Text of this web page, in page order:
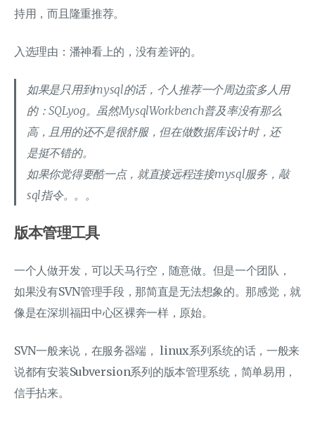
持用，而且隆重推荐。
入选理由：潘神看上的，没有差评的。
如果是只用到mysql的话，个人推荐一个周边蛮多人用
的：SQLyog。虽然MysqlWorkbench普及率没有那么
高，且用的还不是很舒服，但在做数据库设计时，还
是挺不错的。
如果你觉得要酷一点，就直接远程连接mysql服务，敲
sql指令。。。
版本管理工具
一个人做开发，可以天马行空，随意做。但是一个团队，
如果没有SVN管理手段，那简直是无法想象的。那感觉，就
像是在深圳福田中心区裸奔一样，原始。
SVN一般来说，在服务器端， linux系列系统的话，一般来
说都有安装Subversion系列的版本管理系统，简单易用，
信手拈来。